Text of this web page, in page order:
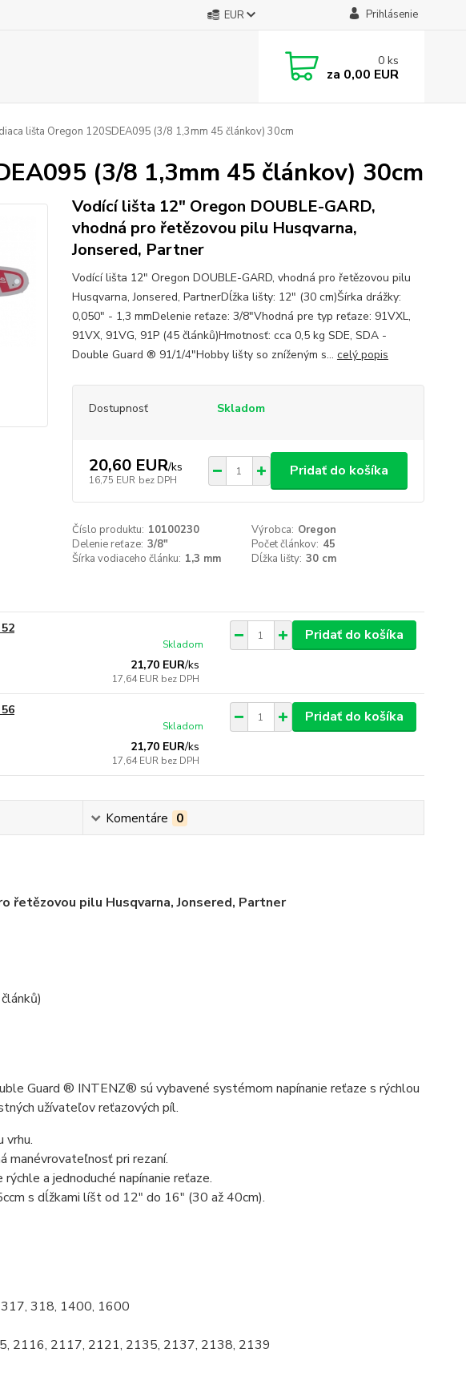
EUR Prihlásenie
0 ks
za 0,00 EUR
lišta Oregon 120SDEA095 (3/8 1,3mm 45 článkov) 30cm
(3/8 1,3mm 45 článkov) 30cm
Vodící lišta 12" Oregon DOUBLE-GARD,
vhodná pro řetězovou pilu Husqvarna,
Jonsered, Partner
Vodící lišta 12" Oregon DOUBLE-GARD, vhodná pro řetězovou pilu
Husqvarna, Jonsered, PartnerDĺžka lišty: 12" (30 cm)Šírka drážky:
0,050" - 1,3 mmDelenie reťaze: 3/8"Vhodná pre typ reťaze: 91VXL,
91VX, 91VG, 91P (45 článků)Hmotnosť: cca 0,5 kg SDE, SDA -
Double Guard ® 91/1/4"Hobby lišty so zníženým s... celý popis
Dostupnosť Skladom
20,60 EUR/ks
16,75 EUR bez DPH
Pridať do košíka
Číslo produktu: 10100230 Výrobca: Oregon
Delenie reťaze: 3/8" Počet článkov: 45
Šírka vodiaceho článku: 1,3 mm Dĺžka lišty: 30 cm
21,70 EUR/ks
17,64 EUR bez DPH
Skladom
Pridať do košíka
21,70 EUR/ks
17,64 EUR bez DPH
Skladom
Pridať do košíka
Komentáre 0
řetězovou pilu Husqvarna, Jonsered, Partner
Guard ® INTENZ® sú vybavené systémom napínanie reťaze s rýchlou
užívateľov reťazových píl.
vrhu.
manévrovateľnosť pri rezaní.
a jednoduché napínanie reťaze.
s dĺžkami líšt od 12" do 16" (30 až 40cm).
318, 1400, 1600
2116, 2117, 2121, 2135, 2137, 2138, 2139